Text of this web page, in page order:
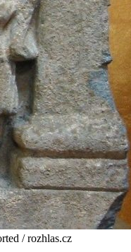
/ rozhlas.cz